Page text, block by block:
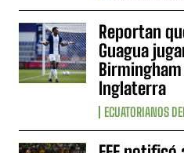
Reportan
Guagua
Inglaterra
ECUATORIANOS